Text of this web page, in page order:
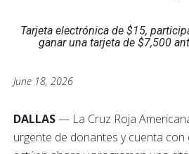
Tarjeta electrónica de $15,
ganar una tarjeta de $7,500
June 18, 2026
DALLAS— La Cruz Roja
urgente de donantes y cuenta